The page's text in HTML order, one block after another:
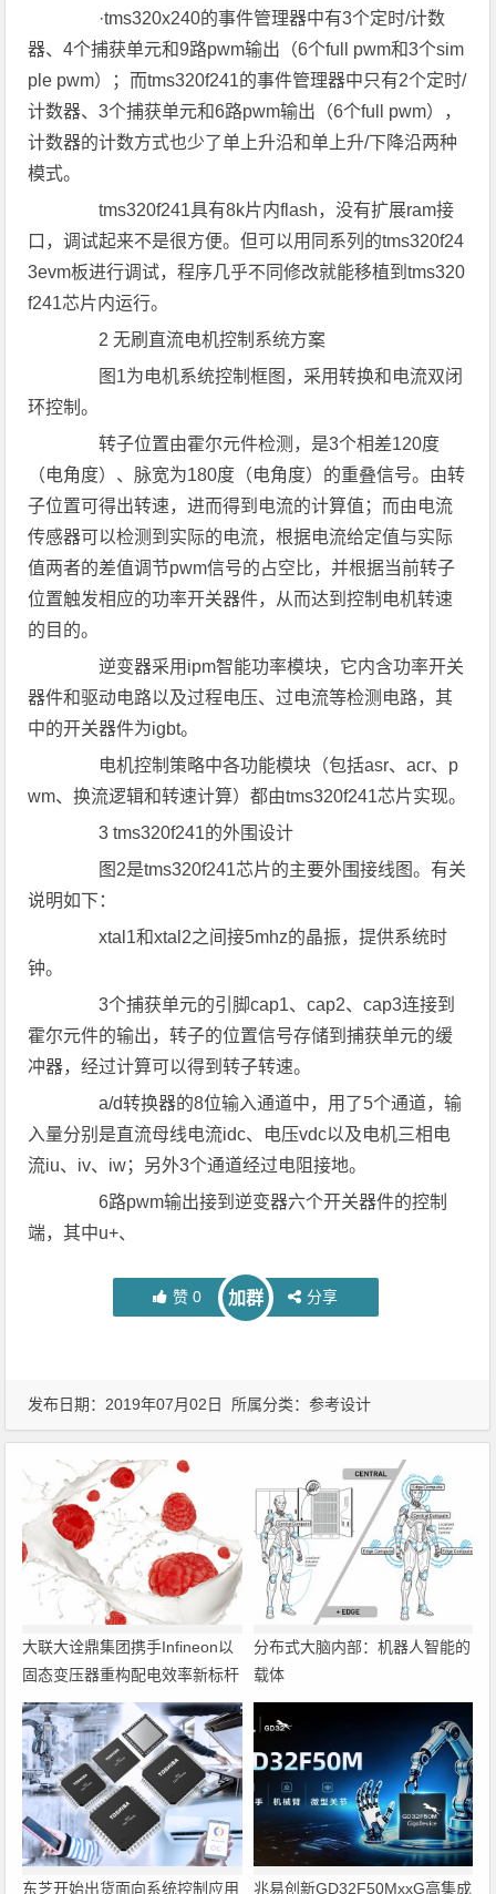
·tms320x240的事件管理器中有3个定时/计数
器、4个捕获单元和9路pwm输出（6个full pwm和3个sim
ple pwm）；而tms320f241的事件管理器中只有2个定时/
计数器、3个捕获单元和6路pwm输出（6个full pwm），
计数器的计数方式也少了单上升沿和单上升/下降沿两种
模式。
tms320f241具有8k片内flash，没有扩展ram接
口，调试起来不是很方便。但可以用同系列的tms320f24
3evm板进行调试，程序几乎不同修改就能移植到tms320
f241芯片内运行。
2 无刷直流电机控制系统方案
图1为电机系统控制框图，采用转换和电流双闭
环控制。
转子位置由霍尔元件检测，是3个相差120度
（电角度）、脉宽为180度（电角度）的重叠信号。由转
子位置可得出转速，进而得到电流的计算值；而由电流
传感器可以检测到实际的电流，根据电流给定值与实际
值两者的差值调节pwm信号的占空比，并根据当前转子
位置触发相应的功率开关器件，从而达到控制电机转速
的目的。
逆变器采用ipm智能功率模块，它内含功率开关
器件和驱动电路以及过程电压、过电流等检测电路，其
中的开关器件为igbt。
电机控制策略中各功能模块（包括asr、acr、p
wm、换流逻辑和转速计算）都由tms320f241芯片实现。
3 tms320f241的外围设计
图2是tms320f241芯片的主要外围接线图。有关
说明如下：
xtal1和xtal2之间接5mhz的晶振，提供系统时
钟。
3个捕获单元的引脚cap1、cap2、cap3连接到
霍尔元件的输出，转子的位置信号存储到捕获单元的缓
冲器，经过计算可以得到转子转速。
a/d转换器的8位输入通道中，用了5个通道，输
入量分别是直流母线电流idc、电压vdc以及电机三相电
流iu、iv、iw；另外3个通道经过电阻接地。
6路pwm输出接到逆变器六个开关器件的控制
端，其中u+、
赞 0 加群 分享
发布日期：2019年07月02日 所属分类：参考设计
大联大诠鼎集团携手Infineon以
固态变压器重构配电效率新标杆
分布式大脑内部：机器人智能的
载体
东芝开始出货面向系统控制应用 兆易创新GD32F50MxxG高集成